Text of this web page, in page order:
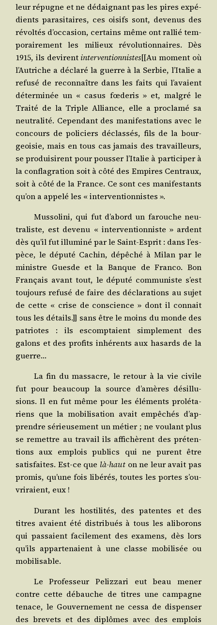
leur répugne et ne dédai­gnant pas les pires expé­
dients para­si­taires, ces oisifs sont, deve­nus des
révol­tés d’occasion, cer­tains même ont ral­lié tem­
po­rai­re­ment les milieux révo­lu­tion­naires. Dès
1915, ils devirent inter­ven­tion­nistes[[Au moment où
l’Au­triche a décla­ré la guerre à la Ser­bie, l’I­ta­lie a
refu­sé de recon­naître dans les faits qui l’avaient
déter­mi­née un « casus fœde­ris » et, mal­gré le
Trai­té de la Triple Alliance, elle a pro­cla­mé sa
neu­tra­li­té. Cepen­dant des mani­fes­ta­tions avec le
concours de poli­ciers déclas­sés, fils de la bour­
geoi­sie, mais en tous cas jamais des tra­vailleurs,
se pro­dui­sirent pour pous­ser l’I­ta­lie à par­ti­ci­per à
la confla­gra­tion soit à côté des Empires Cen­traux,
soit à côté de la France. Ce sont ces mani­fes­tants
qu’on a appe­lé les « interventionnistes ».
Mus­so­li­ni, qui fut d’a­bord un farouche neu­
tra­liste, est deve­nu « inter­ven­tion­niste » ardent
dès qu’il fut illu­mi­né par le Saint-Esprit : dans l’es­
pèce, le dépu­té Cachin, dépê­ché à Milan par le
ministre Guesde et la Banque de Fran­co. Bon
Fran­çais avant tout, le dépu­té com­mu­niste s’est
tou­jours refu­sé de faire des décla­ra­tions au sujet
de cette « crise de conscience » dont il connait
tous les détails.]] sans être le moins du monde des
patriotes : ils escomp­taient sim­ple­ment des
galons et des pro­fits inhé­rents aux hasards de la
guerre…
La fin du mas­sacre, le retour à la vie civile
fut pour beau­coup la source d’a­mères dés­illu­
sions. Il en fut même pour les élé­ments pro­lé­ta­
riens que la mobi­li­sa­tion avait empê­chés d’ap­
prendre sérieu­se­ment un métier ; ne vou­lant plus
se remettre au tra­vail ils affi­chèrent des pré­ten­
tions aux emplois publics qui ne purent être
satis­faites. Est-ce que là-hauton ne leur avait pas
pro­mis, qu’une fois libé­rés, toutes les portes s’ou­
vri­raient, eux !
Durant les hos­ti­li­tés, des patentes et des
titres avaient été dis­tri­bués à tous les ali­bo­rons
qui pas­saient faci­le­ment des exa­mens, dès lors
qu’ils appar­te­naient à une classe mobi­li­sée ou
mobilisable.
Le Pro­fes­seur Peliz­za­ri eut beau mener
contre cette débauche de titres une cam­pagne
tenace, le Gou­ver­ne­ment ne ces­sa de dis­pen­ser
des bre­vets et des diplômes avec des emplois